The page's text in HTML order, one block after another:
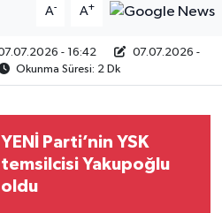
A- A+
- 16:42
07.07.2026 -
Okunma Süresi: 2 Dk
YENİ Parti’nin YSK
temsilcisi Yakupoğlu
oldu